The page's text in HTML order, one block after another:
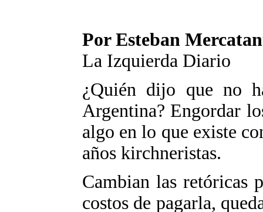
Por Esteban
La Izquierda Diario
¿Quién dijo que no
Argentina? Engordar
algo en lo que existe
años kirchneristas.
Cambian las retóricas
costos de pagarla,